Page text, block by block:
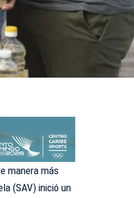
manera más
(SAV) inició un